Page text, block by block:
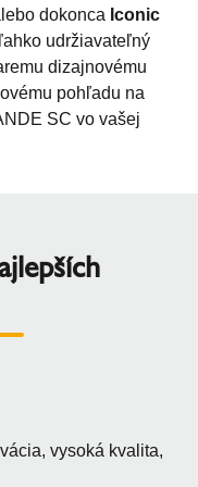
dokonca Iconic
udržiavateľný
dizajnovému
pohľadu na
SC vo vašej
vysoká kvalita,